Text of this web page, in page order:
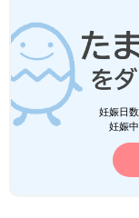
妊娠日
妊娠